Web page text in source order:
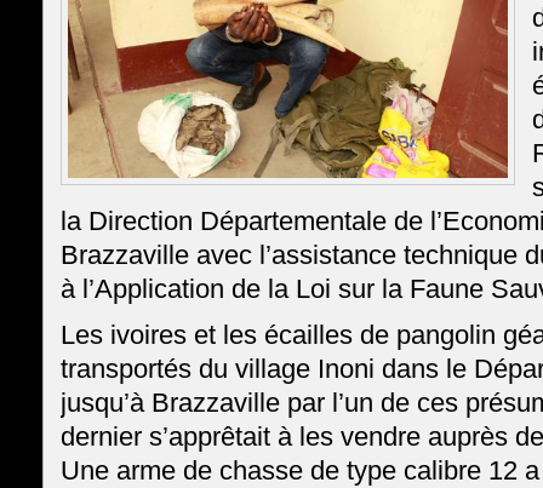
la Direction Départementale de
Brazzaville avec l’assistance technique
à l’Application de la Loi sur la Faune
Les ivoires et les écailles de pangolin
transportés du village Inoni dans le
jusqu’à Brazzaville par l’un de ces
dernier s’apprêtait à les vendre auprès
Une arme de chasse de type calibre 12